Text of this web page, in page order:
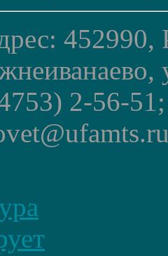
452990,
2-56-